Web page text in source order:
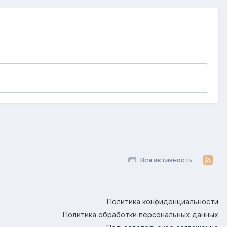
Вся активность
Политика конфиденциальности
Политика обработки персональных данных